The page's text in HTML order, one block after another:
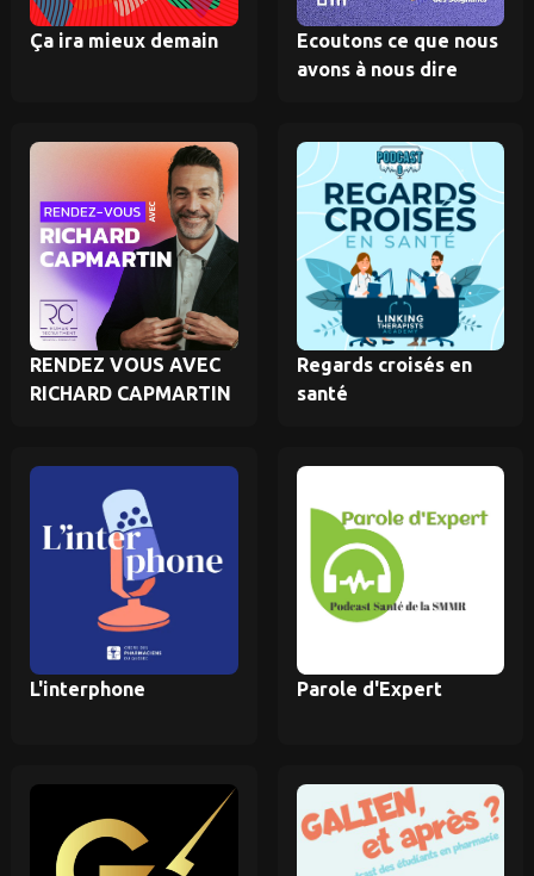
Ça ira mieux demain
Ecoutons ce que nous
avons à nous dire
RENDEZ VOUS AVEC
RICHARD CAPMARTIN
Regards croisés en
santé
L'interphone Parole d'Expert